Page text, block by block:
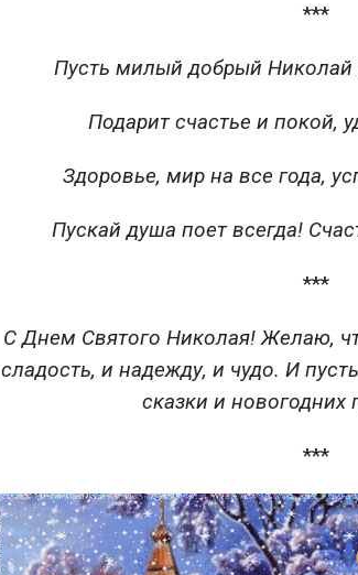
***
Пусть милый добрый Николай
Подарит счастье и покой,
Здоровье, мир на все года,
Пускай душа поет всегда!
***
С Днем Святого Николая! Желаю,
сладость, и надежду, и чудо. И
сказки и новогодних
***